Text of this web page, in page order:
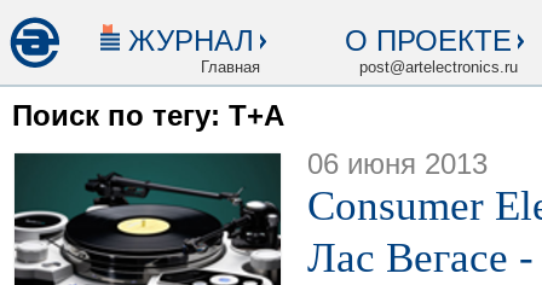
ЖУРНАЛ
Главная
О ПРОЕКТЕ
post@artelectronics.ru
Поиск по тегу: T+A
06 июня 2013
Consumer
Лас Вегасе